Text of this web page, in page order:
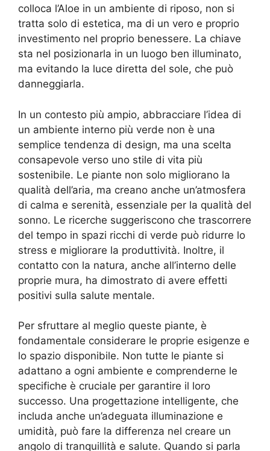
colloca l’Aloe in un ambiente di riposo, non si
tratta solo di estetica, ma di un vero e proprio
investimento nel proprio benessere. La chiave
sta nel posizionarla in un luogo ben illuminato,
ma evitando la luce diretta del sole, che può
danneggiarla.
In un contesto più ampio, abbracciare l’idea di
un ambiente interno più verde non è una
semplice tendenza di design, ma una scelta
consapevole verso uno stile di vita più
sostenibile. Le piante non solo migliorano la
qualità dell’aria, ma creano anche un’atmosfera
di calma e serenità, essenziale per la qualità del
sonno. Le ricerche suggeriscono che trascorrere
del tempo in spazi ricchi di verde può ridurre lo
stress e migliorare la produttività. Inoltre, il
contatto con la natura, anche all’interno delle
proprie mura, ha dimostrato di avere effetti
positivi sulla salute mentale.
Per sfruttare al meglio queste piante, è
fondamentale considerare le proprie esigenze e
lo spazio disponibile. Non tutte le piante si
adattano a ogni ambiente e comprenderne le
specifiche è cruciale per garantire il loro
successo. Una progettazione intelligente, che
includa anche un’adeguata illuminazione e
umidità, può fare la differenza nel creare un
angolo di tranquillità e salute. Quando si parla